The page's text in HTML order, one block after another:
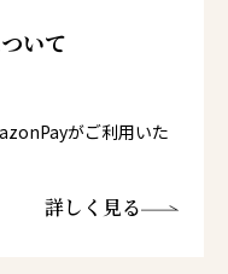
いて
がご利用いた
詳しく見る